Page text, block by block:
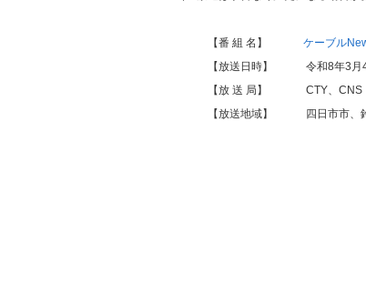
【番 組 名】 ケーブル
【放送日時】 令和8年3月4
【放 送 局】 CTY、CNS
【放送地域】 四日市市、鈴